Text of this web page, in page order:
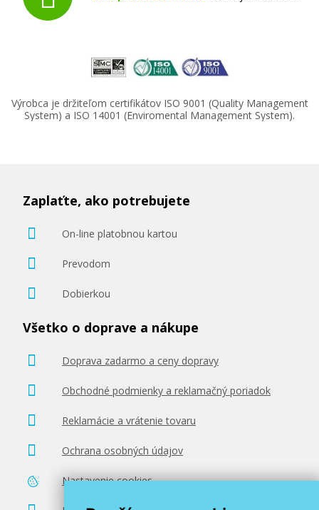
Sada originálných náplň HP č. 934 a 935
(6ZC72AE)
Výrobca je držiteľom certifikátov ISO 9001 (Quality Management
System) a ISO 14001 (Enviromental Management System).
Zaplaťte, ako potrebujete
On-line platobnou kartou
Prevodom
Dobierkou
Všetko o doprave a nákupe
Doprava zadarmo a ceny dopravy
Obchodné podmienky a reklamačný poriadok
Reklamácie a vrátenie tovaru
Ochrana osobných údajov
Nastavenie cookies